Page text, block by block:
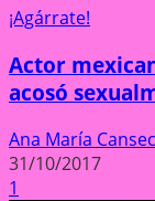
¡Agárrate!
Actor
acosó
Ana María
31/10/2017
1